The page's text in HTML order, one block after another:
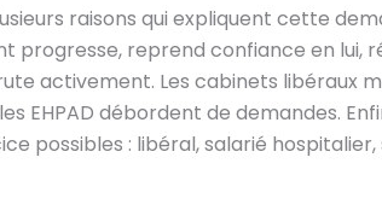
raisons qui expliquent cette
progresse, reprend confiance en lui,
activement. Les cabinets libéraux
EHPAD débordent de demandes.
possibles : libéral, salarié